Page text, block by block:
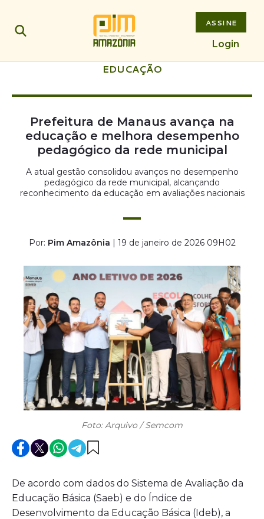
ASSINE
Login
EDUCAÇÃO
Prefeitura de Manaus avança na
educação e melhora desempenho
pedagógico da rede municipal
A atual gestão consolidou avanços no desempenho
pedagógico da rede municipal, alcançando
reconhecimento da educação em avaliações nacionais
Por: Pim Amazônia | 19 de janeiro de 2026 09H02
Foto: Arquivo / Semcom
De acordo com dados do Sistema de Avaliação da
Educação Básica (Saeb) e do Índice de
Desenvolvimento da Educação Básica (Ideb), a